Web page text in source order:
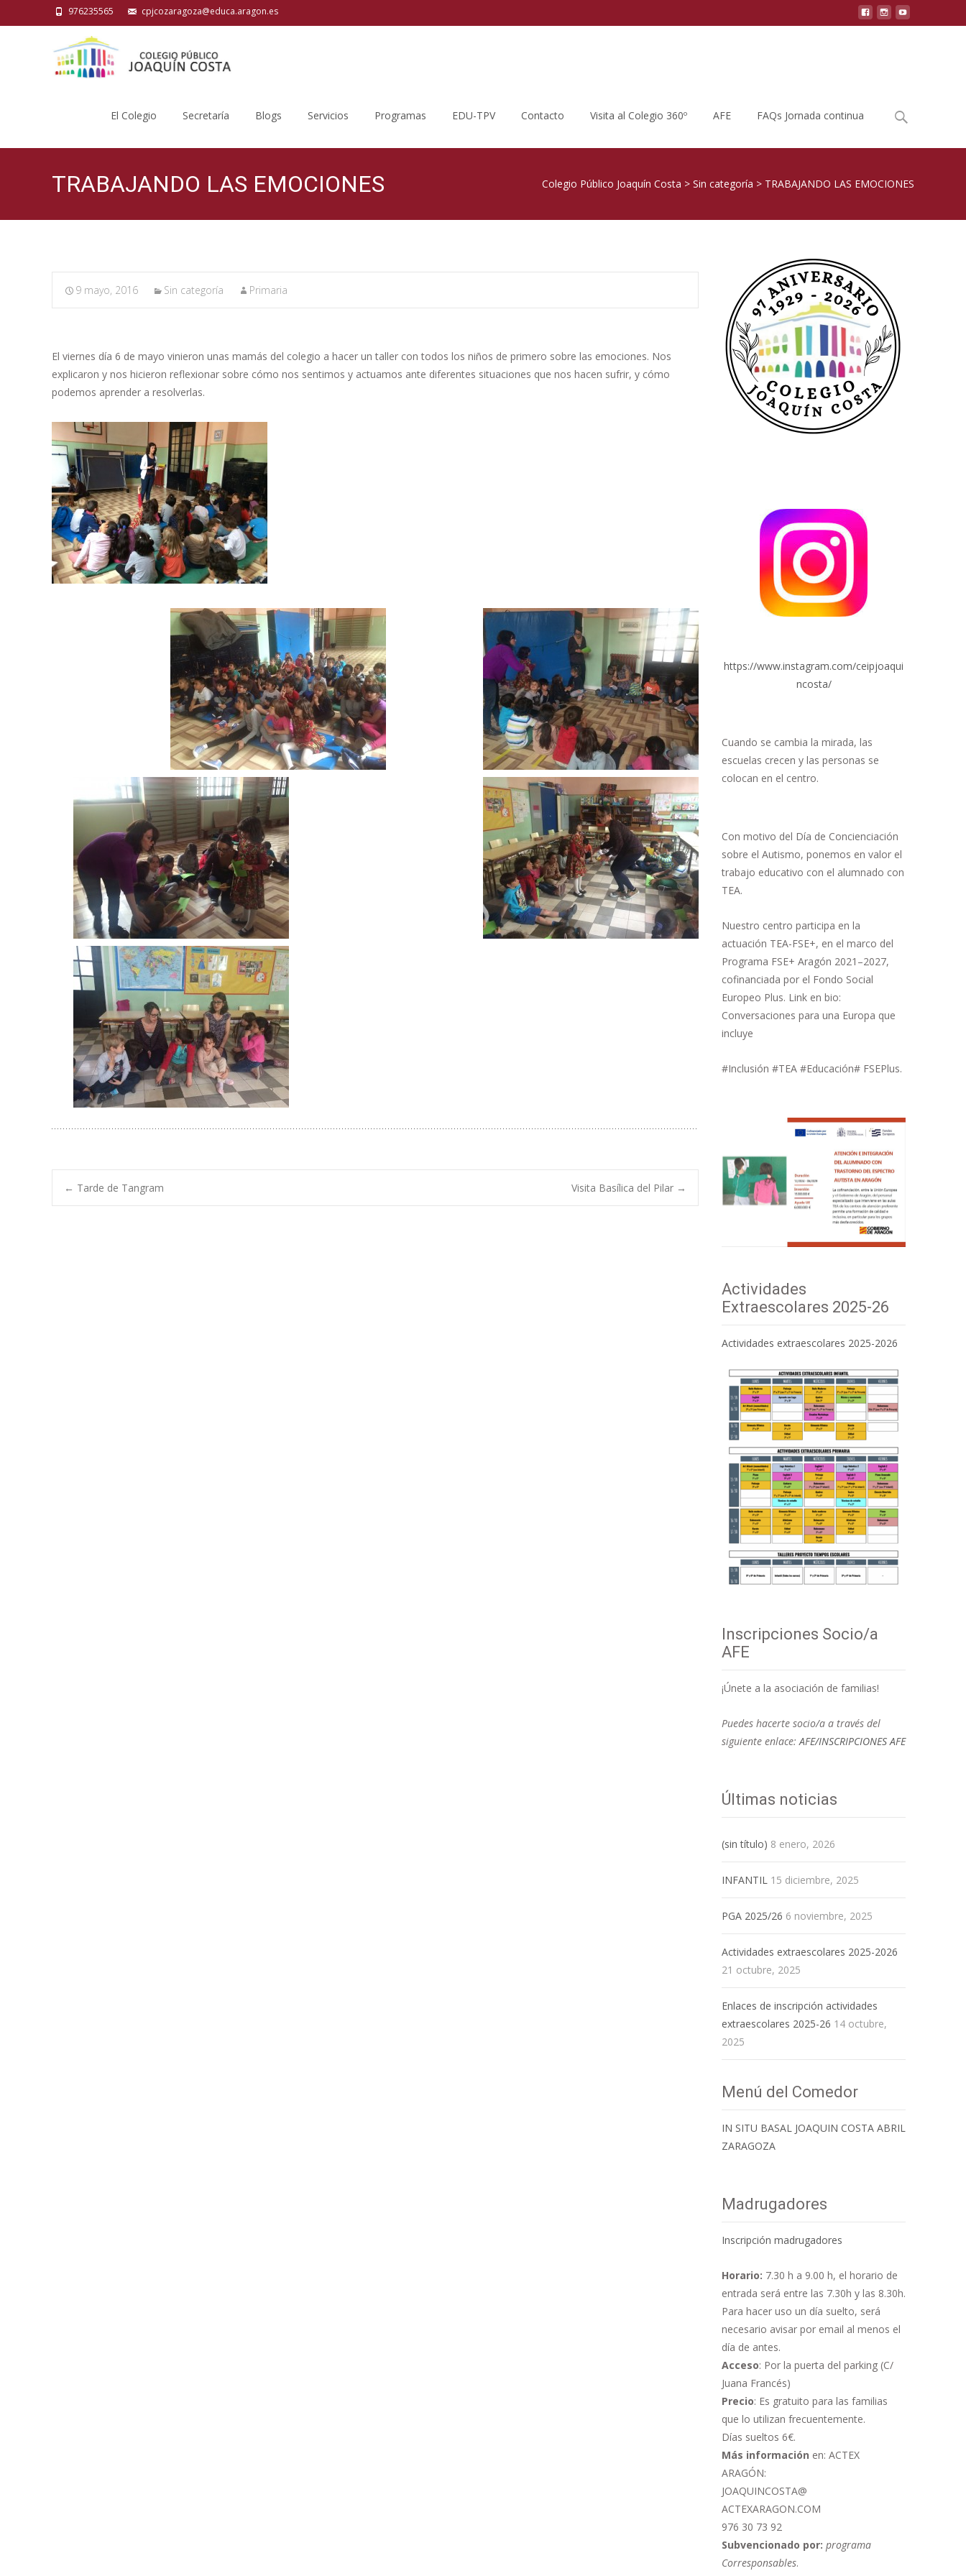
976235565 cpjcozaragoza@educa.aragon.es
El Colegio Secretaría Blogs Servicios Programas EDU-TPV Contacto Visita al Colegio 360º AFE FAQs Jornada continua
Buscar
por:
TRABAJANDO LAS EMOCIONES Colegio Público Joaquín Costa > Sin categoría > TRABAJANDO LAS EMOCIONES
9 mayo, 2016 Sin categoría Primaria
El viernes día 6 de mayo vinieron unas mamás del colegio a hacer un taller con todos los niños de primero sobre las emociones. Nos
explicaron y nos hicieron reflexionar sobre cómo nos sentimos y actuamos ante diferentes situaciones que nos hacen sufrir, y cómo
podemos aprender a resolverlas.
Navegación
← Tarde de Tangram Visita Basílica del Pilar →
https://www.instagram.com/ceipjoaqui
ncosta/
Cuando se cambia la mirada, las
escuelas crecen y las personas se
colocan en el centro.
Con motivo del Día de Concienciación
sobre el Autismo, ponemos en valor el
trabajo educativo con el alumnado con
TEA.
Nuestro centro participa en la
actuación TEA-FSE+, en el marco del
Programa FSE+ Aragón 2021–2027,
cofinanciada por el Fondo Social
Europeo Plus. Link en bio:
Conversaciones para una Europa que
incluye
#Inclusión #TEA #Educación# FSEPlus.
Actividades
Extraescolares 2025-26
Actividades extraescolares 2025-2026
Inscripciones Socio/a
AFE
¡Únete a la asociación de familias!
Puedes hacerte socio/a a través del
siguiente enlace:AFE/INSCRIPCIONES AFE
Últimas noticias
(sin título) 8 enero, 2026
INFANTIL 15 diciembre, 2025
PGA 2025/26 6 noviembre, 2025
Actividades extraescolares 2025-2026
21 octubre, 2025
Enlaces de inscripción actividades
extraescolares 2025-26 14 octubre,
2025
Menú del Comedor
IN SITU BASAL JOAQUIN COSTA ABRIL
ZARAGOZA
Madrugadores
Inscripción madrugadores
Horario: 7.30 h a 9.00 h, el horario de
entrada será entre las 7.30h y las 8.30h.
Para hacer uso un día suelto, será
necesario avisar por email al menos el
día de antes.
Acceso: Por la puerta del parking (C/
Juana Francés)
Precio: Es gratuito para las familias
que lo utilizan frecuentemente.
Días sueltos 6€.
Más información en: ACTEX
ARAGÓN:
JOAQUINCOSTA@
ACTEXARAGON.COM
976 30 73 92
Subvencionado por: programa
Corresponsables.